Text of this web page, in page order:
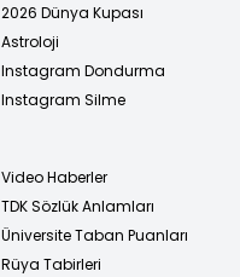
2026 Dünya Kupası
Astroloji
Instagram Dondurma
Instagram Silme
Video Haberler
TDK Sözlük Anlamları
Üniversite Taban Puanları
Rüya Tabirleri